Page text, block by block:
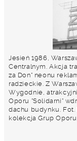
Jesień 1986,
Centralnym. Akcja
za Don" neonu
radzieckie. Z
Wygodnie,
Oporu "Solidarni"
dachu budynku. Fot.
kolekcja Grup